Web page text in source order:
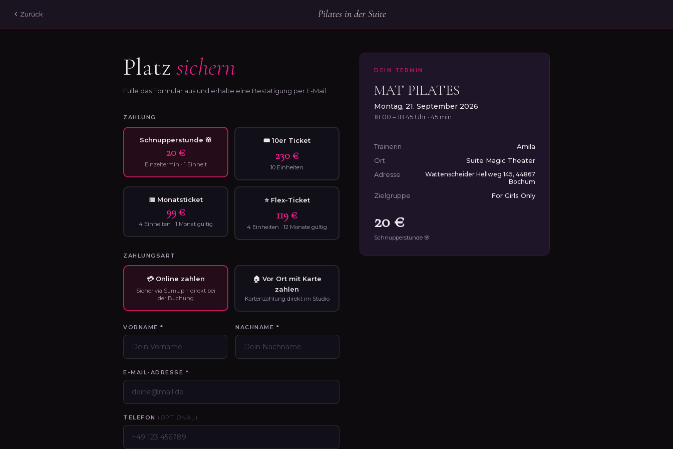
Zurück Pilates in der Suite
Platz sichern
Fülle das Formular aus und erhalte eine Bestätigung per E-Mail.
ZAHLUNG
Schnupperstunde 🌸
20 €
Einzeltermin · 1 Einheit
🎟 10er Ticket
230 €
10 Einheiten
📅 Monatsticket
99 €
4 Einheiten · 1 Monat gültig
⭐ Flex-Ticket
119 €
4 Einheiten · 12 Monate gültig
ZAHLUNGSART
💳 Online zahlen
Sicher via SumUp – direkt bei
der Buchung
🏠 Vor Ort mit Karte
zahlen
Kartenzahlung direkt im Studio
VORNAME * NACHNAME *
E-MAIL-ADRESSE *
TELEFON (OPTIONAL)
DEIN TERMIN
MAT PILATES
Montag, 21. September 2026
18:00 – 18:45 Uhr · 45 min
Trainerin
Amila
Ort
Suite Magic Theater
Adresse
Wattenscheider Hellweg 145, 44867
Bochum
Zielgruppe For Girls Only
20 €
Schnupperstunde 🌸